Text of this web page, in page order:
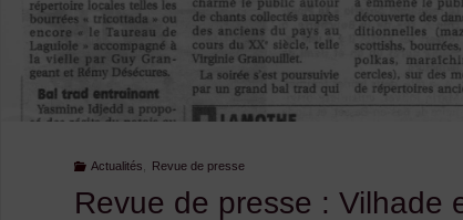
Actualités Revue de presse
Revue de presse : Vilhade